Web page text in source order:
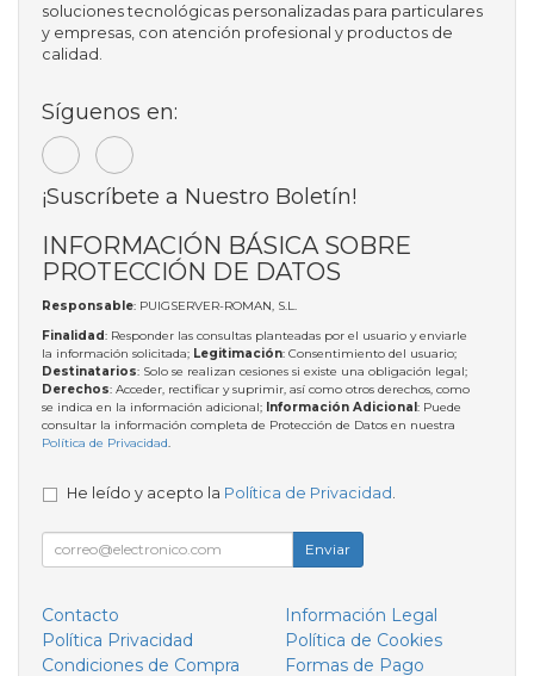
soluciones tecnológicas personalizadas para particulares
y empresas, con atención profesional y productos de
calidad.
Síguenos en:
¡Suscríbete a Nuestro Boletín!
INFORMACIÓN BÁSICA SOBRE
PROTECCIÓN DE DATOS
Responsable: PUIGSERVER-ROMAN, S.L.
Finalidad: Responder las consultas planteadas por el usuario y enviarle
la información solicitada; Legitimación: Consentimiento del usuario;
Destinatarios: Solo se realizan cesiones si existe una obligación legal;
Derechos: Acceder, rectificar y suprimir, así como otros derechos, como
se indica en la información adicional; Información Adicional: Puede
consultar la información completa de Protección de Datos en nuestra
Política de Privacidad.
He leído y acepto la Política de Privacidad
Enviar
Contacto
Información Legal
Política Privacidad
Política de Cookies
Condiciones de Compra
Formas de Pago